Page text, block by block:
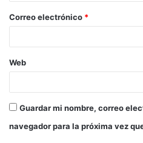
Correo electrónico *
Web
Guardar mi nombre, correo
navegador para la próxima vez